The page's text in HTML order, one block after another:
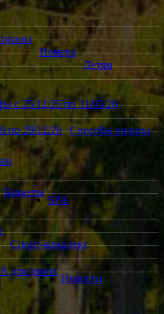
Номера
Детям
с 25/12/25 по 31/05/26
по 29/12/26
Способы оплаты
Банкеты
SPA
Спорт-комплекс
для двоих
Новости